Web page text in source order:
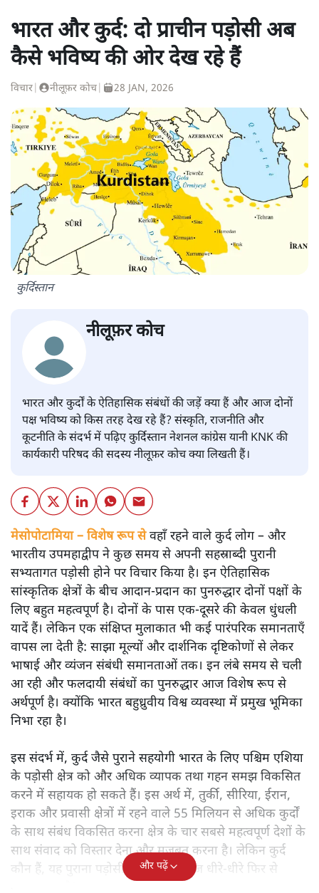
भारत और कुर्द: दो प्राचीन पड़ोसी अब
कैसे भविष्य की ओर देख रहे हैं
विचार नीलूफ़र कोच 28 JAN, 2026
कुर्दिस्तान
नीलूफ़र कोच
भारत और कुर्दों के ऐतिहासिक संबंधों की जड़ें क्या हैं और आज दोनों
पक्ष भविष्य को किस तरह देख रहे हैं? संस्कृति, राजनीति और
कूटनीति के संदर्भ में पढ़िए कुर्दिस्तान नेशनल कांग्रेस यानी KNK की
कार्यकारी परिषद की सदस्य नीलूफ़र कोच क्या लिखती हैं।
मेसोपोटामिया – विशेष रूप सेवहाँ रहने वाले कुर्द लोग – और
भारतीय उपमहाद्वीप ने कुछ समय से अपनी सहस्राब्दी पुरानी
सभ्यतागत पड़ोसी होने पर विचार किया है। इन ऐतिहासिक
सांस्कृतिक क्षेत्रों के बीच आदान-प्रदान का पुनरुद्धार दोनों पक्षों के
लिए बहुत महत्वपूर्ण है। दोनों के पास एक-दूसरे की केवल धुंधली
यादें हैं। लेकिन एक संक्षिप्त मुलाकात भी कई पारंपरिक समानताएँ
वापस ला देती है: साझा मूल्यों और दार्शनिक दृष्टिकोणों से लेकर
भाषाई और व्यंजन संबंधी समानताओं तक। इन लंबे समय से चली
आ रही और फलदायी संबंधों का पुनरुद्धार आज विशेष रूप से
अर्थपूर्ण है। क्योंकि भारत बहुध्रुवीय विश्व व्यवस्था में प्रमुख भूमिका
निभा रहा है।
इस संदर्भ में, कुर्द जैसे पुराने सहयोगी भारत के लिए पश्चिम एशिया
के पड़ोसी क्षेत्र को और अधिक व्यापक तथा गहन समझ विकसित
करने में सहायक हो सकते हैं। इस अर्थ में, तुर्की, सीरिया, ईरान,
इराक और प्रवासी क्षेत्रों में रहने वाले 55 मिलियन से अधिक कुर्दों
के साथ संबंध विकसित करना क्षेत्र के चार सबसे महत्वपूर्ण देशों के
साथ संवाद को विस्तार देना और मजबूत करना है। लेकिन कुर्द
कौन हैं, यह पुराना पड़ोसी जिसे भारत आज धीरे-धीरे फिर से
और पढ़ें